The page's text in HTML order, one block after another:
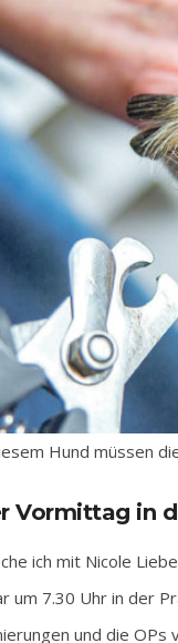
Hund müssen
Vormittag in
ich mit Nicole
um 7.30 Uhr in der
und die OPs